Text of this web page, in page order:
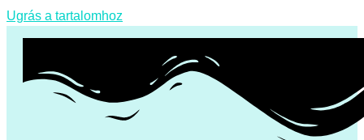
Ugrás a tartalomhoz